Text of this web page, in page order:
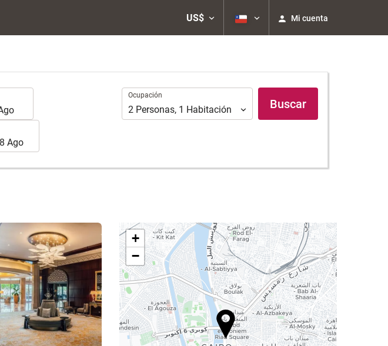
US$ Mi cuenta
Ocupación
Ocupación
2 Personas, 1 Habitación Buscar
Ver 25 fotos
+
−